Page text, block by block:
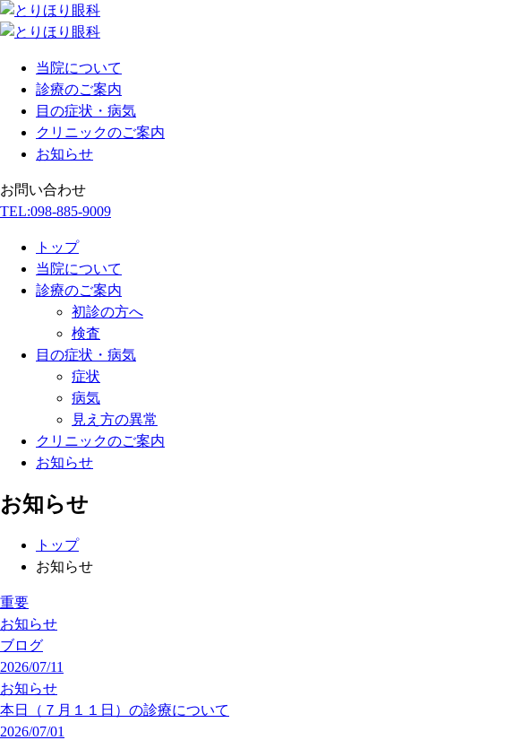
当院について
診療のご案内
目の症状・病気
クリニックのご案内
お知らせ
お問い合わせ
TEL:098-885-9009
トップ
当院について
診療のご案内
初診の方へ
検査
目の症状・病気
症状
病気
見え方の異常
クリニックのご案内
お知らせ
お知らせ
トップ
お知らせ
重要
お知らせ
ブログ
2026/07/11
お知らせ
本日（７月１１日）の診療について
2026/07/01